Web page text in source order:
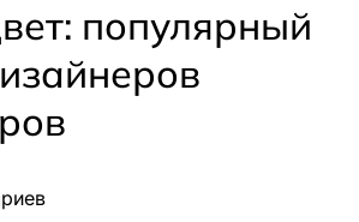
популярный